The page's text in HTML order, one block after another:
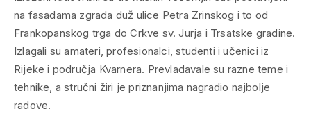
na fasadama zgrada duž ulice Petra Zrinskog i to od
Frankopanskog trga do Crkve sv. Jurja i Trsatske gradine.
Izlagali su amateri, profesionalci, studenti i učenici iz
Rijeke i područja Kvarnera. Prevladavale su razne teme i
tehnike, a stručni žiri je priznanjima nagradio najbolje
radove.